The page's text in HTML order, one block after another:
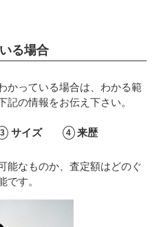
る場合
かっている場合は、わかる範
記の情報をお伝え下さい。
サイズ 来歴
能なものか、査定額はどのぐ
です。